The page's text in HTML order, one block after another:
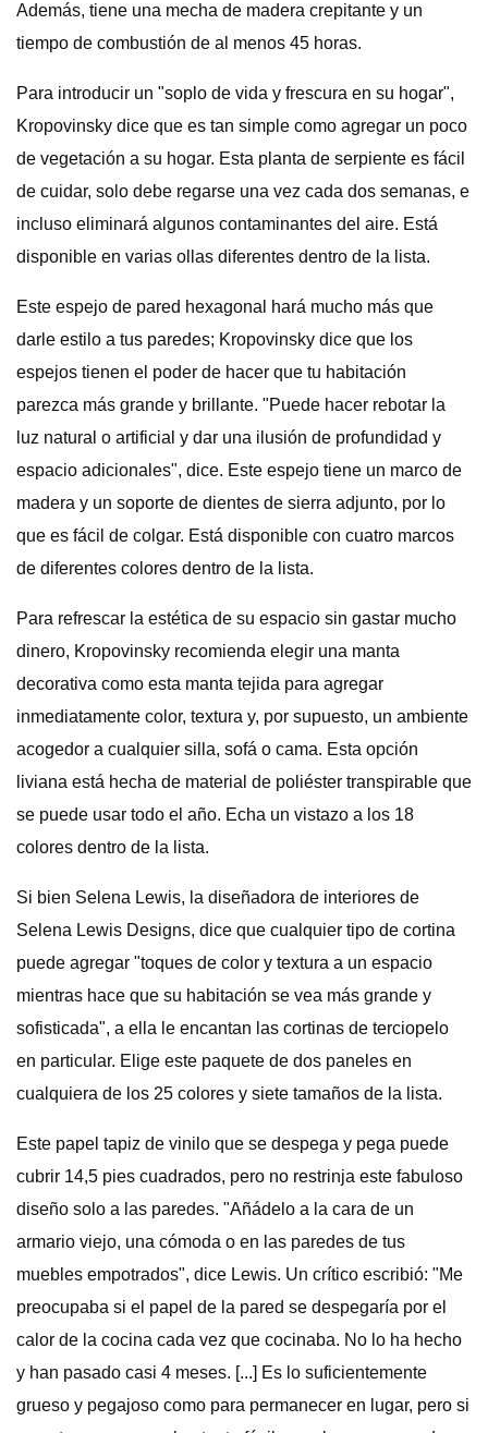
Además, tiene una mecha de madera crepitante y un
tiempo de combustión de al menos 45 horas.
Para introducir un "soplo de vida y frescura en su hogar",
Kropovinsky dice que es tan simple como agregar un poco
de vegetación a su hogar. Esta planta de serpiente es fácil
de cuidar, solo debe regarse una vez cada dos semanas, e
incluso eliminará algunos contaminantes del aire. Está
disponible en varias ollas diferentes dentro de la lista.
Este espejo de pared hexagonal hará mucho más que
darle estilo a tus paredes; Kropovinsky dice que los
espejos tienen el poder de hacer que tu habitación
parezca más grande y brillante. "Puede hacer rebotar la
luz natural o artificial y dar una ilusión de profundidad y
espacio adicionales", dice. Este espejo tiene un marco de
madera y un soporte de dientes de sierra adjunto, por lo
que es fácil de colgar. Está disponible con cuatro marcos
de diferentes colores dentro de la lista.
Para refrescar la estética de su espacio sin gastar mucho
dinero, Kropovinsky recomienda elegir una manta
decorativa como esta manta tejida para agregar
inmediatamente color, textura y, por supuesto, un ambiente
acogedor a cualquier silla, sofá o cama. Esta opción
liviana está hecha de material de poliéster transpirable que
se puede usar todo el año. Echa un vistazo a los 18
colores dentro de la lista.
Si bien Selena Lewis, la diseñadora de interiores de
Selena Lewis Designs, dice que cualquier tipo de cortina
puede agregar "toques de color y textura a un espacio
mientras hace que su habitación se vea más grande y
sofisticada", a ella le encantan las cortinas de terciopelo
en particular. Elige este paquete de dos paneles en
cualquiera de los 25 colores y siete tamaños de la lista.
Este papel tapiz de vinilo que se despega y pega puede
cubrir 14,5 pies cuadrados, pero no restrinja este fabuloso
diseño solo a las paredes. "Añádelo a la cara de un
armario viejo, una cómoda o en las paredes de tus
muebles empotrados", dice Lewis. Un crítico escribió: "Me
preocupaba si el papel de la pared se despegaría por el
calor de la cocina cada vez que cocinaba. No lo ha hecho
y han pasado casi 4 meses. [...] Es lo suficientemente
grueso y pegajoso como para permanecer en lugar, pero si